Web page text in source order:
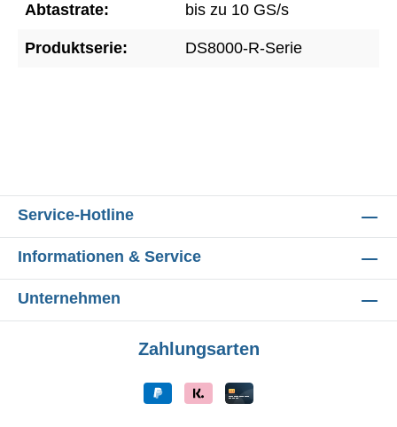
Abtastrate: bis zu 10 GS/s
Produktserie: DS8000-R-Serie
Service-Hotline
Informationen & Service
Unternehmen
Zahlungsarten